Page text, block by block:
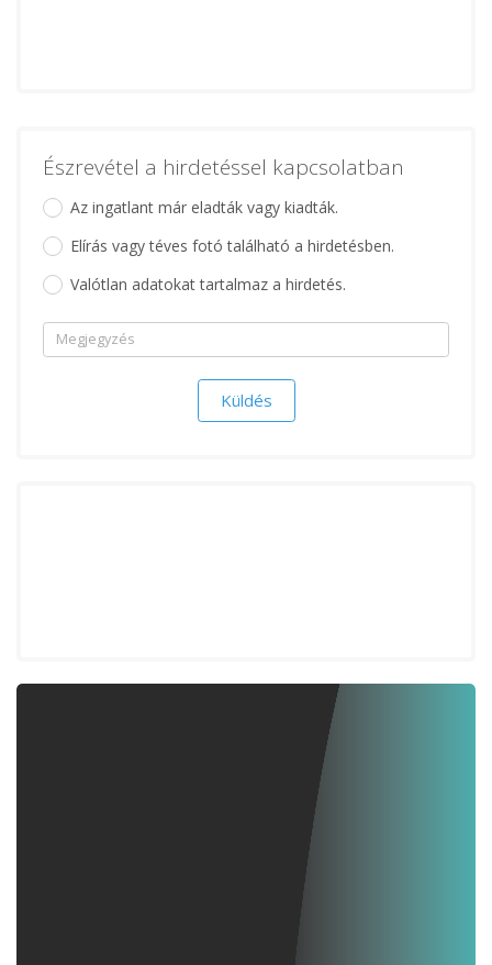
Észrevétel a hirdetéssel kapcsolatban
Az ingatlant már eladták vagy kiadták.
Elírás vagy téves fotó található a hirdetésben.
Valótlan adatokat tartalmaz a hirdetés.